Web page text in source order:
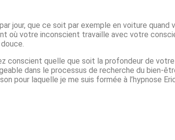
jour, que ce soit par exemple en voiture quand
où votre inconscient travaille avec votre
quelle que soit la profondeur de
dans le processus de recherche du bien-
pour laquelle je me suis formée à l’hypnose